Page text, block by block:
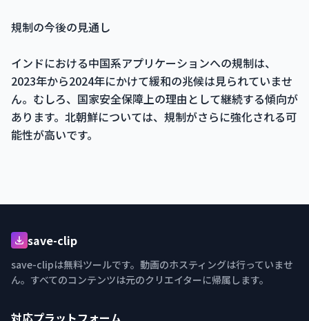
規制の今後の見通し
インドにおける中国系アプリケーションへの規制は、
2023年から2024年にかけて緩和の兆候は見られていませ
ん。むしろ、国家安全保障上の理由として継続する傾向が
あります。北朝鮮については、規制がさらに強化される可
能性が高いです。
save-clip
save-clipは無料ツールです。動画のホスティングは行っていませ
ん。すべてのコンテンツは元のクリエイターに帰属します。
対応プラットフォーム